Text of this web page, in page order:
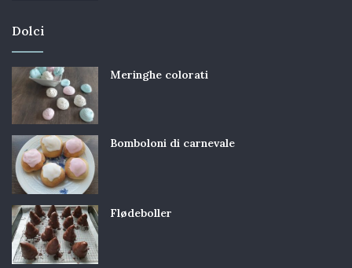
Dolci
Meringhe colorati
Bomboloni di carnevale
Flødeboller